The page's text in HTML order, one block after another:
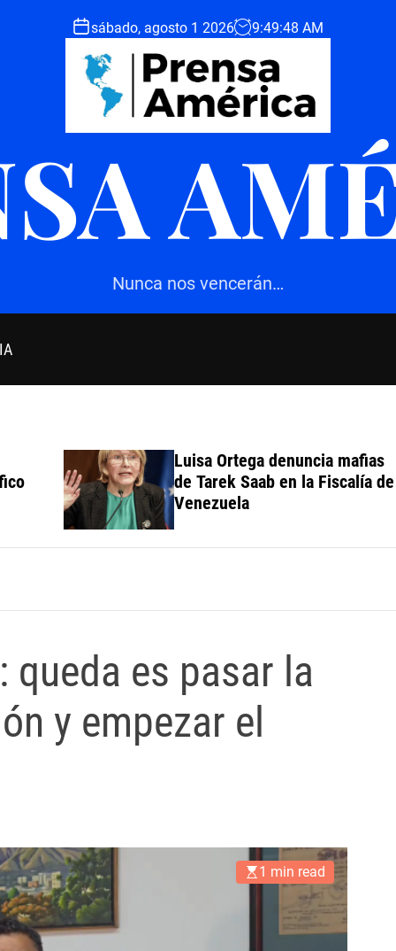
sábado, agosto 1 2026 9:49:49 AM
Nunca nos vencerán…
Luisa Ortega denuncia mafias
de Tarek Saab en la Fiscalía de
Venezuela
queda es pasar la
y empezar el
1 min read